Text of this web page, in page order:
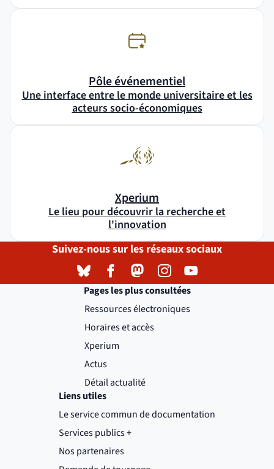
Pôle événementiel
Une interface entre le monde universitaire et les
acteurs socio-économiques
Xperium
Le lieu pour découvrir la recherche et
l'innovation
Suivez-nous sur les réseaux sociaux
Bluesky
( )
(nouvelle fenêtre)
Facebook
( )
(nouvelle fenêtre)
Mastodon
( )
(nouvelle fenêtre)
Instagram
( )
(nouvelle fenêtre)
YouTube
( )
(nouvelle fenêtre)
Pages les plus consultées
Ressources électroniques
Horaires et accès
Xperium
Actus
Détail actualité
Liens utiles
Le service commun de documentation
Services publics +
(nouvelle fenêtre)
Nos partenaires